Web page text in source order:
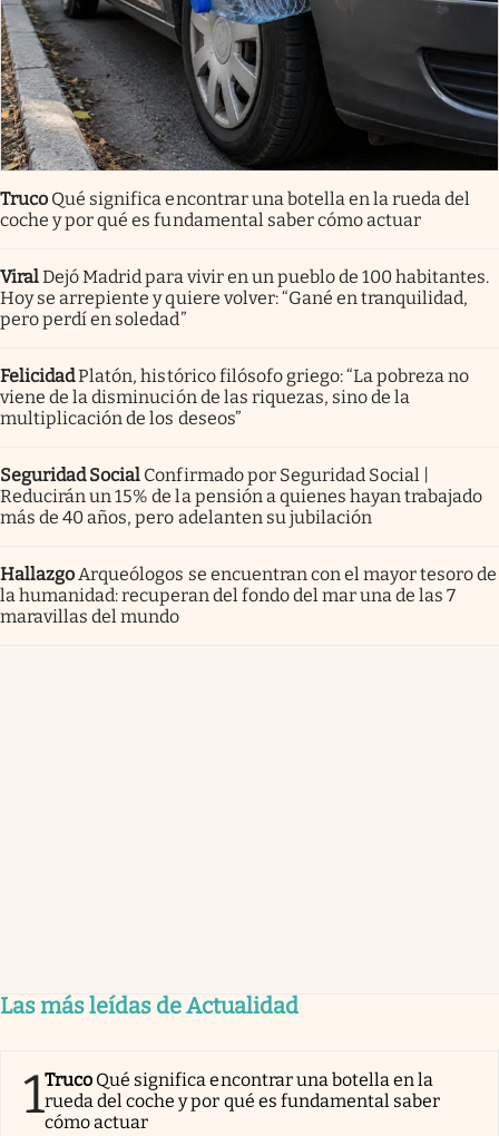
Truco Qué significa encontrar una botella en la rueda del
coche y por qué es fundamental saber cómo actuar
ViralDejó Madrid para vivir en un pueblo de 100 habitantes.
Hoy se arrepiente y quiere volver: “Gané en tranquilidad,
pero perdí en soledad”
FelicidadPlatón, histórico filósofo griego: “La pobreza no
viene de la disminución de las riquezas, sino de la
multiplicación de los deseos”
Seguridad Social Confirmado por Seguridad Social |
Reducirán un 15% de la pensión a quienes hayan trabajado
más de 40 años, pero adelanten su jubilación
HallazgoArqueólogos se encuentran con el mayor tesoro de
la humanidad: recuperan del fondo del mar una de las 7
maravillas del mundo
Las más leídas de Actualidad
1Truco Qué significa encontrar una botella en la
rueda del coche y por qué es fundamental saber
cómo actuar